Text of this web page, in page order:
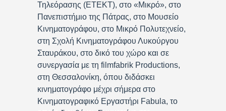
Τηλεόρασης (ΕΤΕΚΤ), στο «Μικρό», στο
Πανεπιστήμιο της Πάτρας, στο Μουσείο
Κινηματογράφου, στο Μικρό Πολυτεχνείο,
στη Σχολή Κινηματογράφου Λυκούργου
Σταυράκου, στο δικό του χώρο και σε
συνεργασία με τη filmfabrik Productions,
στη Θεσσαλονίκη, όπου διδάσκει
κινηματογράφο μέχρι σήμερα στο
Κινηματογραφικό Εργαστήρι Fabula, το